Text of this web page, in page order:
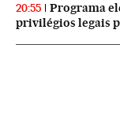
20:55
Programa
privilégios legais